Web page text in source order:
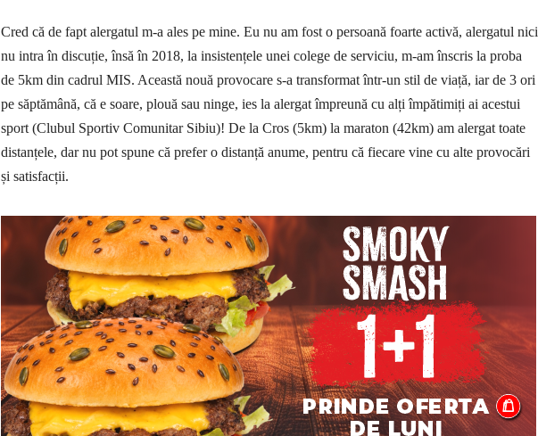
Cred că de fapt alergatul m-a ales pe mine. Eu nu am fost o persoană foarte activă, alergatul nici
nu intra în discuție, însă în 2018, la insistențele unei colege de serviciu, m-am înscris la proba
de 5km din cadrul MIS. Această nouă provocare s-a transformat într-un stil de viață, iar de 3 ori
pe săptămână, că e soare, plouă sau ninge, ies la alergat împreună cu alți împătimiți ai acestui
sport (Clubul Sportiv Comunitar Sibiu)! De la Cros (5km) la maraton (42km) am alergat toate
distanțele, dar nu pot spune că prefer o distanță anume, pentru că fiecare vine cu alte provocări
și satisfacții.